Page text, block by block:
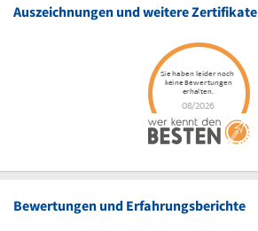
Auszeichnungen und weitere Zertifikate
Bewertungen und Erfahrungsberichte